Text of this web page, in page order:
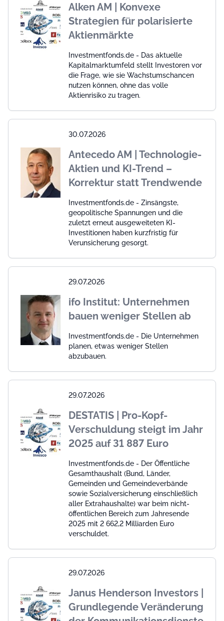
Alken AM | Konvexe
Strategien für polarisierte
Aktienmärkte
Investmentfonds.de - Das aktuelle
Kapitalmarktumfeld stellt Investoren vor
die Frage, wie sie Wachstumschancen
nutzen können, ohne das volle
Aktienrisiko zu tragen.
30.07.2026
Antecedo AM | Technologie-
Aktien und KI-Trend –
Korrektur statt Trendwende
Investmentfonds.de - Zinsängste,
geopolitische Spannungen und die
zuletzt erneut ausgeweiteten KI-
Investitionen haben kurzfristig für
Verunsicherung gesorgt.
29.07.2026
ifo Institut: Unternehmen
bauen weniger Stellen ab
Investmentfonds.de - Die Unternehmen
planen, etwas weniger Stellen
abzubauen.
29.07.2026
DESTATIS | Pro-Kopf-
Verschuldung steigt im Jahr
2025 auf 31 887 Euro
Investmentfonds.de - Der Öffentliche
Gesamthaushalt (Bund, Länder,
Gemeinden und Gemeindeverbände
sowie Sozialversicherung einschließlich
aller Extrahaushalte) war beim nicht-
öffentlichen Bereich zum Jahresende
2025 mit 2 662,2 Milliarden Euro
verschuldet.
29.07.2026
Janus Henderson Investors |
Grundlegende Veränderung